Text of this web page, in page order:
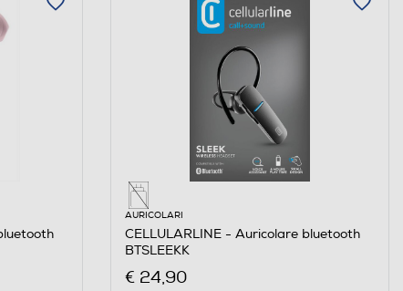
AURICOLARI
CELLULARLINE - Auricolare bluetooth
BTSLEEKK
€ 24,90